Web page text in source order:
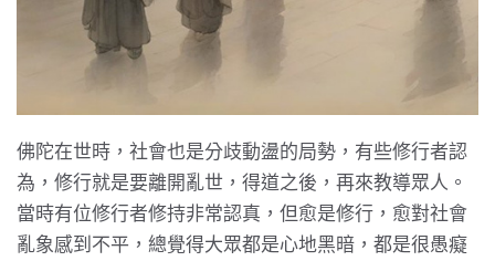
佛陀在世時，社會也是分歧動盪的局勢，有些修行者認
為，修行就是要離開亂世，得道之後，再來教導眾人。
當時有位修行者修持非常認真，但愈是修行，愈對社會
亂象感到不平，總覺得大眾都是心地黑暗，都是很愚癡